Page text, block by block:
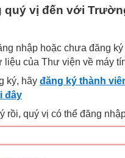
quý vị đến với
nhập hoặc chưa đăng
của Thư viện về máy
ký, hãy đăng ký thành
đây
rồi, quý vị có thể đăng